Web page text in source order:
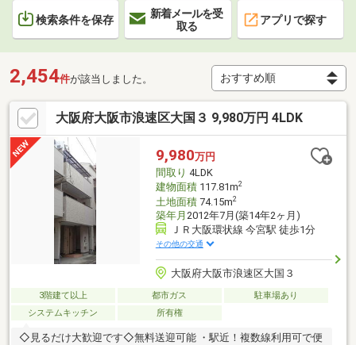
検索条件を保存
新着メールを受
取る
アプリで探す
2,454件が該当しました。
大阪府大阪市浪速区大国３ 9,980万円 4LDK
9,980万円
間取り 4LDK
建物面積117.81m2
土地面積74.15m2
築年月 2012年7月(築14年2ヶ月)
ＪＲ大阪環状線 今宮駅 徒歩1分
その他の交通
大阪府大阪市浪速区大国３
3階建て以上 都市ガス
駐車場あり
システムキッチン
所有権
◇見るだけ大歓迎です◇無料送迎可能 ・駅近！複数線利用可で便